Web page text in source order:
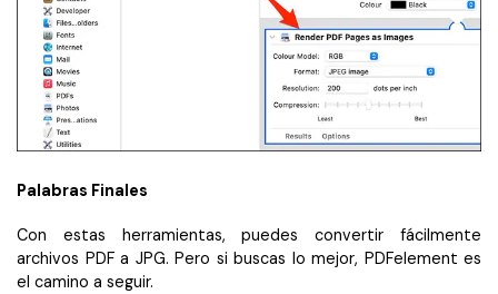
Palabras Finales
Con estas herramientas, puedes convertir fácilmente
archivos PDF a JPG. Pero si buscas lo mejor, PDFelement es
el camino a seguir.